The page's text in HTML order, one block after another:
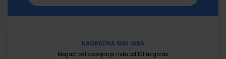
NAGRADNA SMS IGRA
Mogućnost osvajanja neke od 101 nagrade